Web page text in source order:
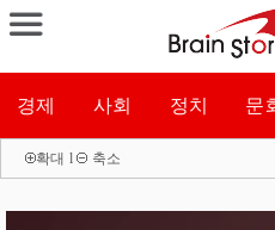
경제 사회 정치 문
확대 l 축소